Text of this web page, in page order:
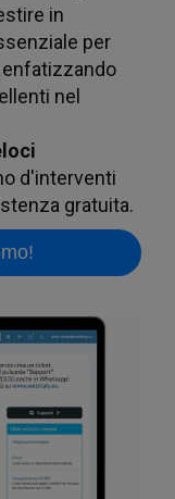
in
per
nel
d'interventi
gratuita.